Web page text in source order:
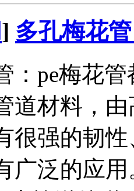
] 多孔梅花
：pe梅花
道材料，
很强的韧
广泛的应